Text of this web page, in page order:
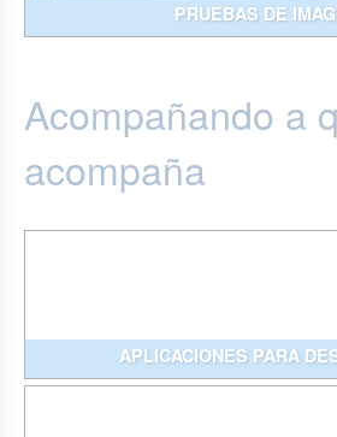
PRUEBAS DE
Acompañando a
acompaña
APLICACIONES PARA